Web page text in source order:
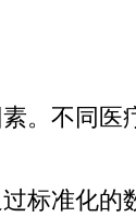
。不同
准化的